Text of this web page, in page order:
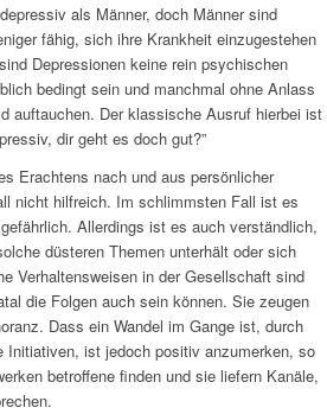
als Männer, doch Männer sind
fähig, sich ihre Krankheit einzugestehen
Depressionen keine rein psychischen
bedingt sein und manchmal ohne Anlass
auftauchen. Der klassische Ausruf hierbei ist
dir geht es doch gut?”
Erachtens nach und aus persönlicher
nicht hilfreich. Im schlimmsten Fall ist es
Allerdings ist es auch verständlich,
düsteren Themen unterhält oder sich
Verhaltensweisen in der Gesellschaft sind
die Folgen auch sein können. Sie zeugen
Dass ein Wandel im Gange ist, durch
Initiativen, ist jedoch positiv anzumerken, so
betroffene finden und sie liefern Kanäle,